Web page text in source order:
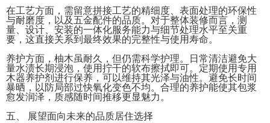
在工艺方面，需留意拼接工艺的精细度、表面处理的环保性
与耐磨度，以及五金配件的品质。对于整体装修而言，测
量、设计、安装的一体化服务能力与细节处理水平至关重
要，这直接关系到最终效果的完整性与使用寿命。
养护方面，柚木虽耐久，但仍需科学护理。日常清洁避免大
量水渍长期浸泡，使用拧干的软布擦拭即可。定期使用专用
木器养护剂进行保养，可以维持其光泽与油性。避免长时间
暴晒，以防局部过快氧化变色不均。合理的养护能使其包浆
愈发润泽，质感随时间推移更显魅力。
五、 展望面向未来的品质居住选择